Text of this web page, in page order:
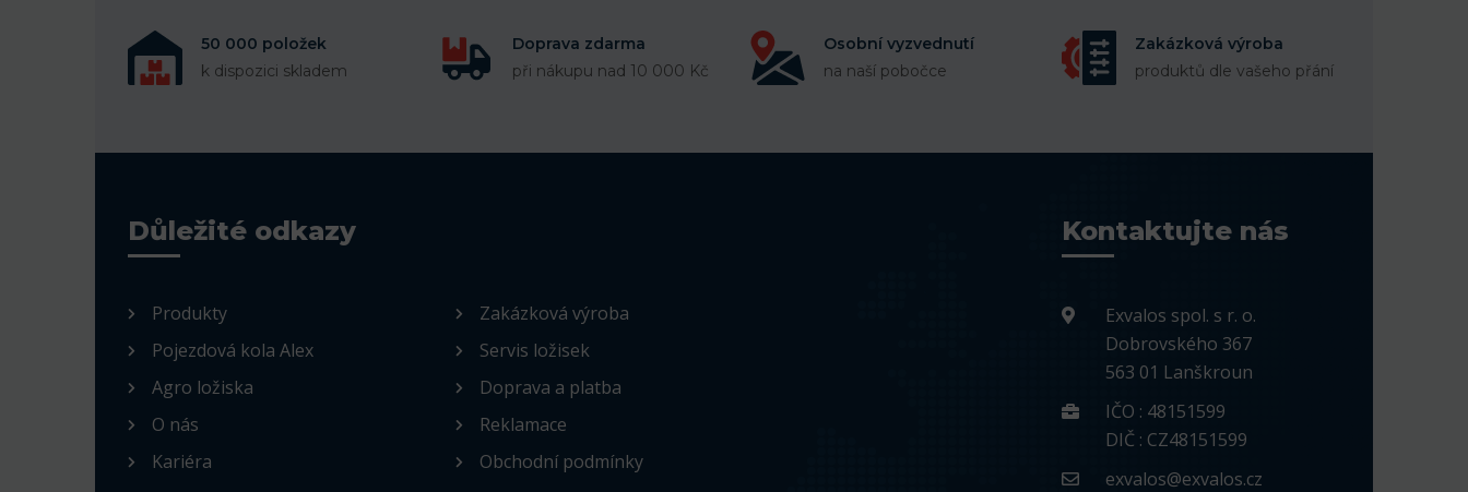
50 000 položek
k dispozici skladem
Doprava zdarma
při nákupu nad 10 000 Kč
Osobní vyzvednutí
na naší pobočce
Zakázková výroba
produktů dle vašeho přání
Důležité odkazy
Produkty
Pojezdová kola Alex
Agro ložiska
O nás
Kariéra
Zakázková výroba
Servis ložisek
Doprava a platba
Reklamace
Obchodní podmínky
Kontaktujte nás
Exvalos spol. s r. o.
Dobrovského 367
563 01 Lanškroun
IČO : 48151599
DIČ : CZ48151599
exvalos@exvalos.cz